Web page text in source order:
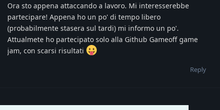
Ora sto appena attaccando a lavoro. Mi interesserebbe
partecipare! Appena ho un po' di tempo libero
(probabilmente stasera sul tardi) mi informo un po'.
Attualmete ho partecipato solo alla Github Gameoff game
jam, con scarsi risultati
Reply